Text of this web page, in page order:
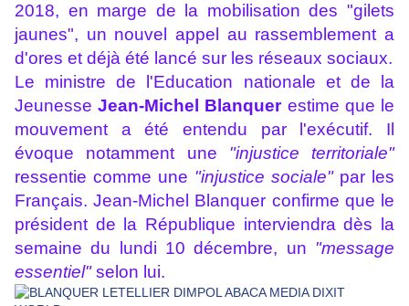
2018, en marge de la mobilisation des "gilets
jaunes", un nouvel appel au rassemblement a
d'ores et déjà été lancé sur les réseaux sociaux.
Le ministre de l'Education nationale et de la
JeunesseJean-Michel Blanquerestime que le
mouvement a été entendu par l'exécutif. Il
évoque notamment une "injustice territoriale"
ressentie comme une "injustice sociale"par les
Français. Jean-Michel Blanquer confirme que le
président de la République interviendra dès la
semaine du lundi 10 décembre, un "message
essentiel"selon lui.